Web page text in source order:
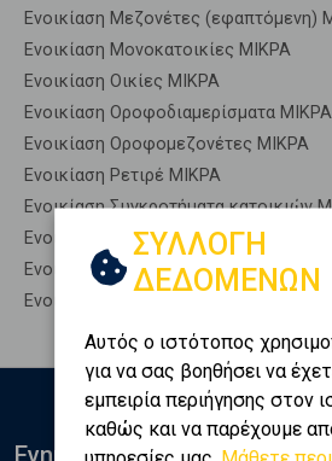
Ενοικίαση Μεζονέτες (εφαπτόμενη)
Ενοικίαση Μονοκατοικίες ΜΙΚΡΑ
Ενοικίαση Οικίες ΜΙΚΡΑ
Ενοικίαση Οροφοδιαμερίσματα ΜΙΚΡΑ
Ενοικίαση Οροφομεζονέτες ΜΙΚΡΑ
Ενοικίαση Ρετιρέ ΜΙΚΡΑ
Ενοικίαση Συγκροτήματα κατοικιών
Ενοικίαση Υπόγεια ΜΙΚΡΑ
Ενοικίαση Υπόσκαφα ΜΙΚΡΑ
Ενοικίαση Υπολ. υψουν ΜΙΚΡΑ
ΣΥΛΛΟΓΗ
ΔΕΔΟΜΕΝΩΝ
Αυτός ο ιστότοπος
για να σας βοηθήσει να
εμπειρία περιήγησης στον
καθώς και να παρέχουμε
Ενημερωθείτε